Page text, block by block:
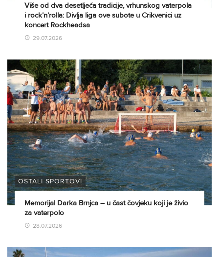
Više od dva desetljeća tradicije, vrhunskog vaterpola
i rock’n’rolla: Divlja liga ove subote u Crikvenici uz
koncert Rockheadsa
29.07.2026
OSTALI SPORTOVI
Memorijal Darka Brnjca – u čast čovjeku koji je živio
za vaterpolo
28.07.2026